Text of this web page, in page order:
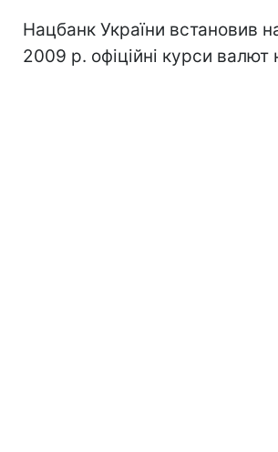
Нацбанк України встановив
2009 р. офіційні курси валют